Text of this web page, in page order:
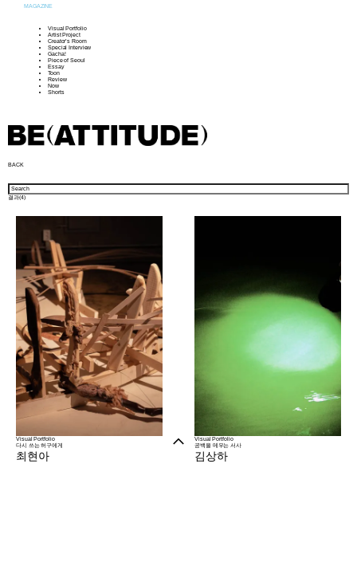
MAGAZINE
Visual Portfolio
Artist Project
Creator’s Room
Special Interview
Gacha!
Piece of Seoul
Essay
Toon
Review
Now
Shorts
BACK
결과(4)
Visual Portfolio
다시 쓰는 허구에게
최현아
Visual Portfolio
공백을 메우는 서사
김상하